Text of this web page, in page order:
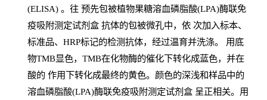
(ELISA) 。往 预先包被植物果糖溶血磷脂酸(LPA)酶联免
疫吸附测定试剂盒抗体的包被微孔中，依 次加入标本、
标准品、 HRP标记的检测抗体，经过温育并洗涤。
用底
物TMB显色， TMB在化物酶的催化下转化成蓝色，并在
酸的 作用下转化成最终的黄色。颜色的深浅和样品中的
溶血磷脂酸(LPA)酶联免疫吸附测定试剂盒呈正相关。用